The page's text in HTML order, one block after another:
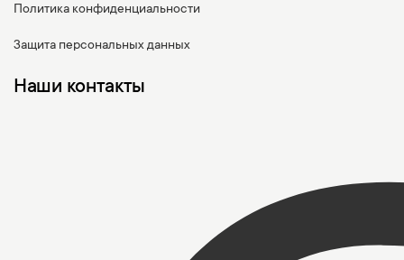
Политика конфиденциальности
Защита персональных данных
Наши контакты